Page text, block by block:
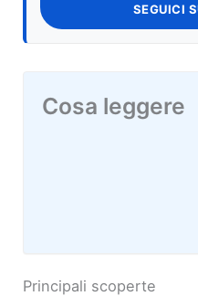
SEGUICI
Cosa leggere
Principali scoperte